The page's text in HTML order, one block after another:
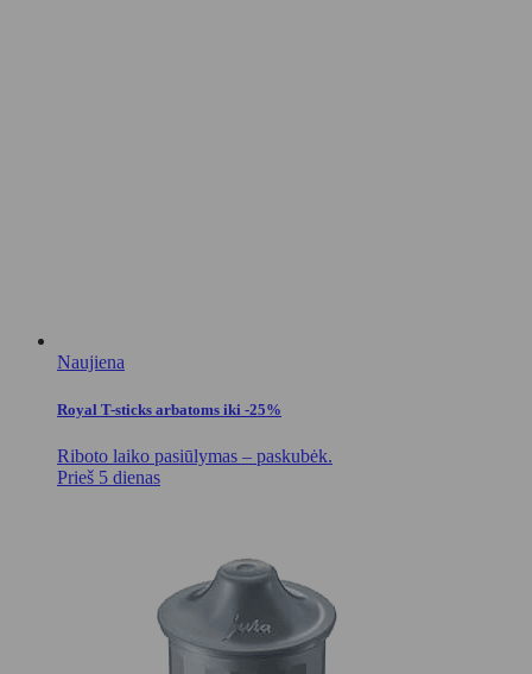
Naujiena
Royal T-sticks arbatoms iki -25%
Riboto laiko pasiūlymas – paskubėk.
Prieš 5 dienas